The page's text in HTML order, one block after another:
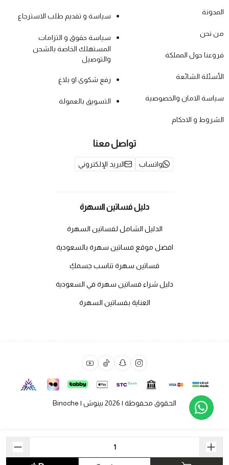
المدونة
من نحن
فروعنا حول المملكة
الأسئلة الشائعة
سياسة الامان والخصوصية
الشروط و الاحكام
سياسة و تقديم طلب الاسترجاع
سياسة حقوق و التزامات
المستهلك الخاصة بالشحن
والتوصيل
رفع شكوى او بلاغ
التسويق بالعمولة
تواصل معنا
واتساب البريد الإلكتروني
دليل فساتين السهرة
الدليل الشامل لفساتين السهرة
افضل موقع فساتين سهرة بالسعودية
فساتين سهرة تناسب جسمكِ
دليل شراء فساتين سهرة في السعودية
العناية بفساتين السهرة
الحقوق محفوظة | 2026 بينوش | Binoche